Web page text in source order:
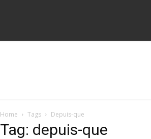
Home Tags Depuis-que
Tag: depuis-que